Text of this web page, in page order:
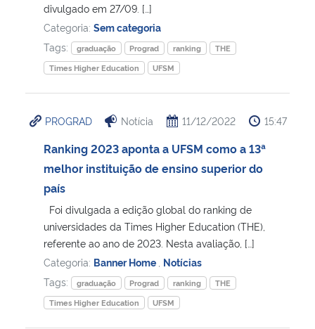
Ministério do Meio Ambiente
Ministério do Turismo
Ministério do Desenvolvimento Regional
Controladoria-Geral da União
Ministério da Mulher, da Família e dos Direitos Humanos
Secretaria-Geral
Secretaria de Governo
Gabinete de Segurança Institucional
divulgado em 27/09. […]
Categoria: Sem categoria
Tags:
graduação Prograd ranking
THE
Times Higher Education
UFSM
PROGRAD Notícia 11/12/2022 15:47
Ranking 2023 aponta a UFSM como a 13ª
melhor instituição de ensino superior do
país
Foi divulgada a edição global do ranking de
universidades da Times Higher Education (THE),
referente ao ano de 2023. Nesta avaliação, […]
Categoria: Banner Home Notícias
Tags:
graduação Prograd ranking
THE
Times Higher Education
UFSM